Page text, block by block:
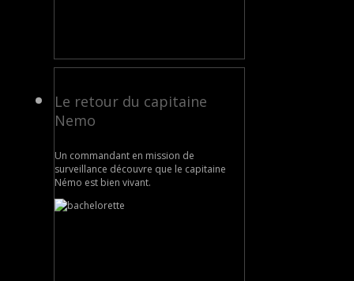
Le retour du capitaine
Nemo
Un commandant en mission de
surveillance découvre que le capitaine
Némo est bien vivant.